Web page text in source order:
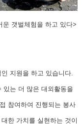
갯벌체험을 하고 있다>
지원을 하고 있습니다.
있는 더 많은 대외활동을
참여하여 진행되는 봉사
한 가치를 실현하는 것이